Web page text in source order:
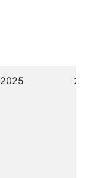
2025 26/